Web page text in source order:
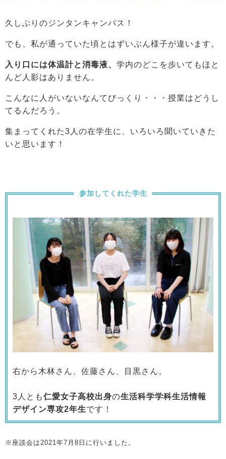
久しぶりのジンタンキャンパス！
でも、私が通っていた頃とはずいぶん様子が違います。
入り口には体温計と消毒液、 学内のどこを歩いてもほと
んど人影はありません。
こんなに人がいないなんてびっくり・・・授業はどうし
てるんだろう。
集まってくれた3人の在学生に、いろいろ聞いていきた
いと思います！
参加してくれた学生
右から木林さん、佐藤さん、目黒さん。
3人とも仁愛女子高校出身の生活科学学科生活情報
デザイン専攻2年生です！
※座談会は2021年7月8日に行いました。